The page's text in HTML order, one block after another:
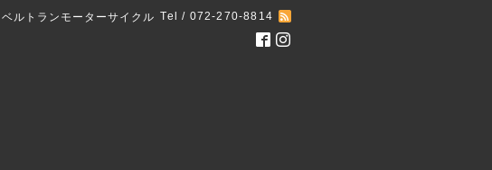
ベルトランモーターサイクル Tel / 072-270-8814